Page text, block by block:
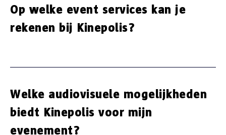
Op welke event services kan je
rekenen bij Kinepolis?
Welke audiovisuele mogelijkheden
biedt Kinepolis voor mijn
evenement?